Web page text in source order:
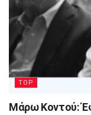
TOP
Μάρω Κοντού: